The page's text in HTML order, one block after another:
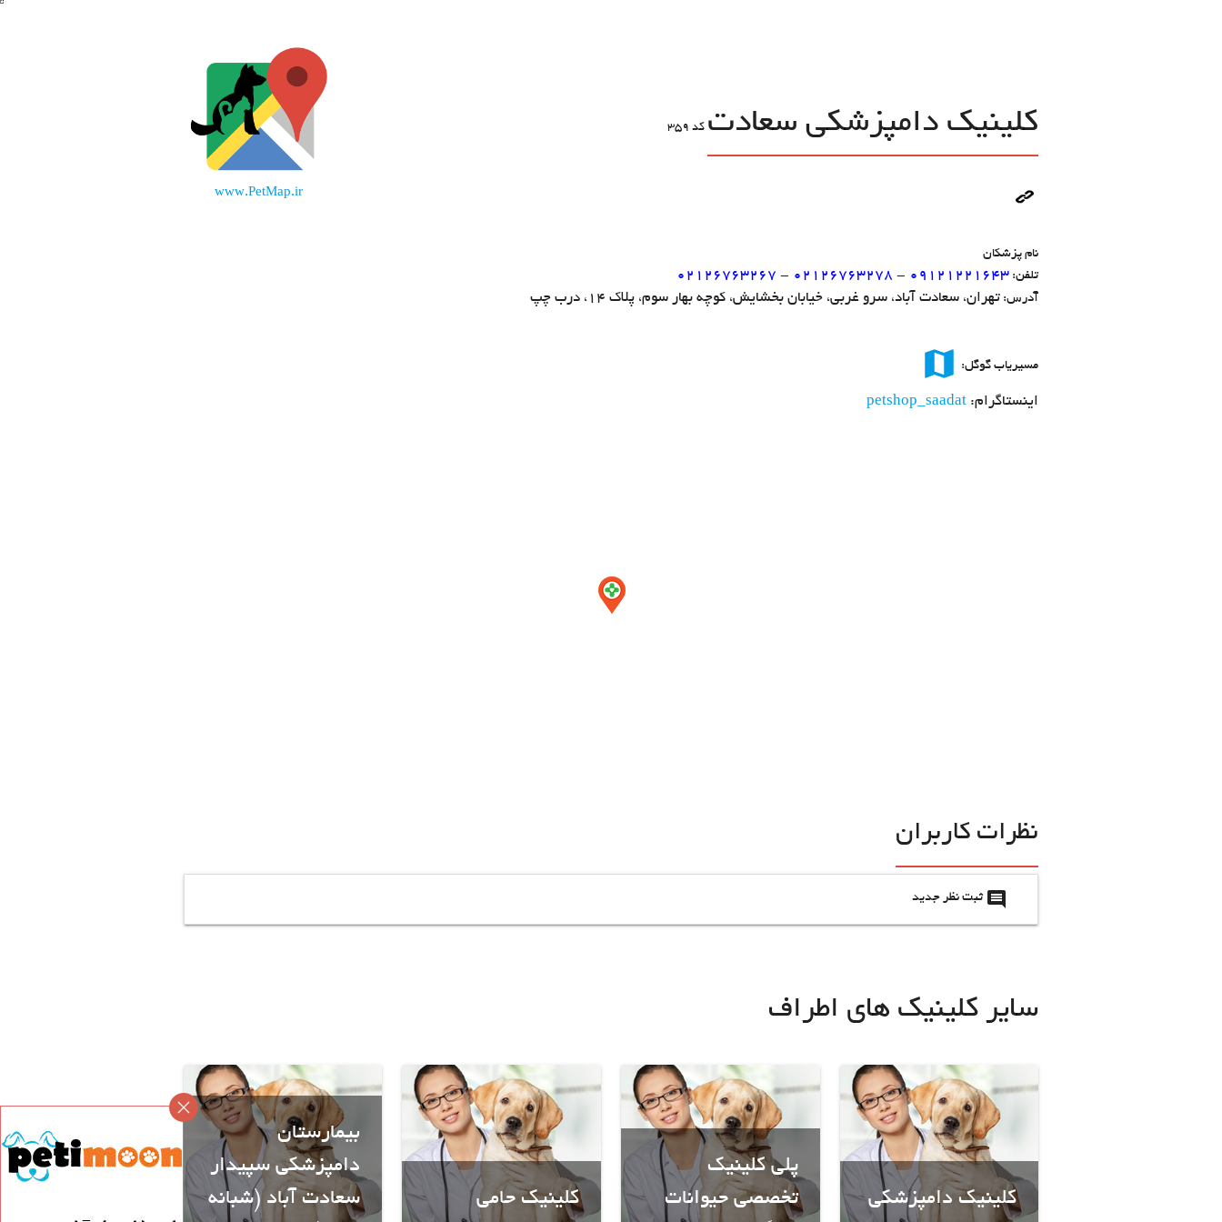
www.PetMap.ir
کلینیک دامپزشکی سعادت کد 359
نام پزشکان
تلفن: 02126763267 - 02126763278 - 09121221643
آدرس: تهران، سعادت آباد، سرو غربی، خیابان بخشایش، کوچه بهار سوم، پلاک 14، درب چپ
مسیریاب گوگل: map
اینستاگرام: petshop_saadat
نظرات کاربران
insert_comment ثبت نظر جدید
سایر کلینیک های اطراف
بیمارستان
دامپزشکی سپیدار
سعادت آباد (شبانه
کلینیک حامی
پلی کلینیک
تخصصی حیوانات
کلینیک دامپزشکی